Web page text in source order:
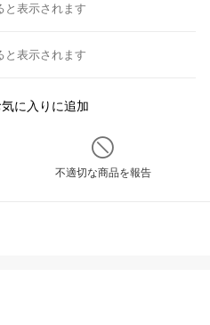
と表示されます
と表示されます
に入りに追加
不適切な商品を報告